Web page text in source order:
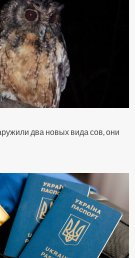
два новых вида сов, они